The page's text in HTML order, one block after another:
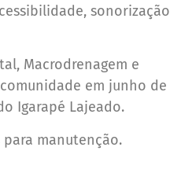
sonorização
Macrodrenagem e
em junho de
Igarapé Lajeado.
para manutenção.